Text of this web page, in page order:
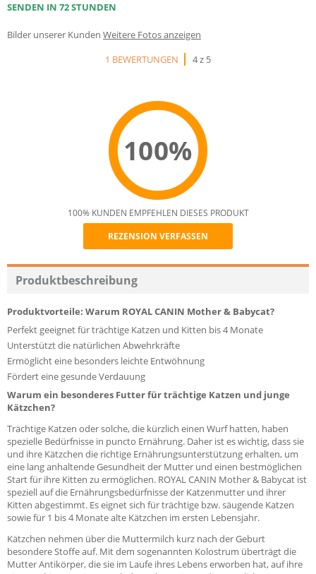
SENDEN IN 72 STUNDEN
Bilder unserer Kunden Weitere Fotos anzeigen
1 BEWERTUNGEN
4 z 5
100%
Recommend
100% KUNDEN EMPFEHLEN DIESES PRODUKT
REZENSION VERFASSEN
Produktbeschreibung
Produktvorteile: Warum ROYAL CANIN Mother & Babycat?
Perfekt geeignet für trächtige Katzen und Kitten bis 4 Monate
Unterstützt die natürlichen Abwehrkräfte
Ermöglicht eine besonders leichte Entwöhnung
Fördert eine gesunde Verdauung
Warum ein besonderes Futter für trächtige Katzen und junge
Kätzchen?
Trächtige Katzen oder solche, die kürzlich einen Wurf hatten, haben
spezielle Bedürfnisse in puncto Ernährung. Daher ist es wichtig, dass sie
und ihre Kätzchen die richtige Ernährungsunterstützung erhalten, um
eine lang anhaltende Gesundheit der Mutter und einen bestmöglichen
Start für ihre Kitten zu ermöglichen. ROYAL CANIN Mother & Babycat ist
speziell auf die Ernährungsbedürfnisse der Katzenmutter und ihrer
Kitten abgestimmt. Es eignet sich für trächtige bzw. säugende Katzen
sowie für 1 bis 4 Monate alte Kätzchen im ersten Lebensjahr.
Kätzchen nehmen über die Muttermilch kurz nach der Geburt
besondere Stoffe auf. Mit dem sogenannten Kolostrum überträgt die
Mutter Antikörper, die sie im Laufe ihres Lebens erworben hat, auf ihre